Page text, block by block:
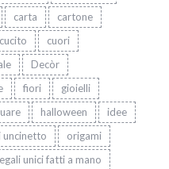
carta
cartone
cucito
cuori
Decòr
fiori
gioielli
halloween
idee
uncinetto
origami
unici fatti a mano